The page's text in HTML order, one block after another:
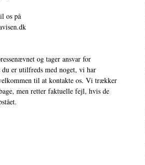
os på
og tager ansvar for
er utilfreds med noget, vi har
til at kontakte os. Vi trækker
men retter faktuelle fejl, hvis de